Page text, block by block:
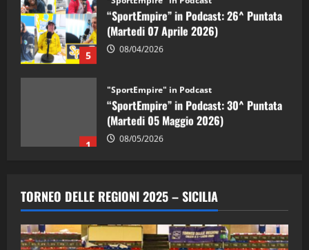
5
“SportEmpire” in Podcast: 26^ Puntata
(Martedi 07 Aprile 2026)
1
“SportEmpire” in Podcast: 30^ Puntata
(Martedi 05 Maggio 2026)
2
“SportEmpire” in Podcast: 29^ Puntata
(Martedi 28 Aprile 2026)
TORNEO DELLE REGIONI 2025 – SICILIA